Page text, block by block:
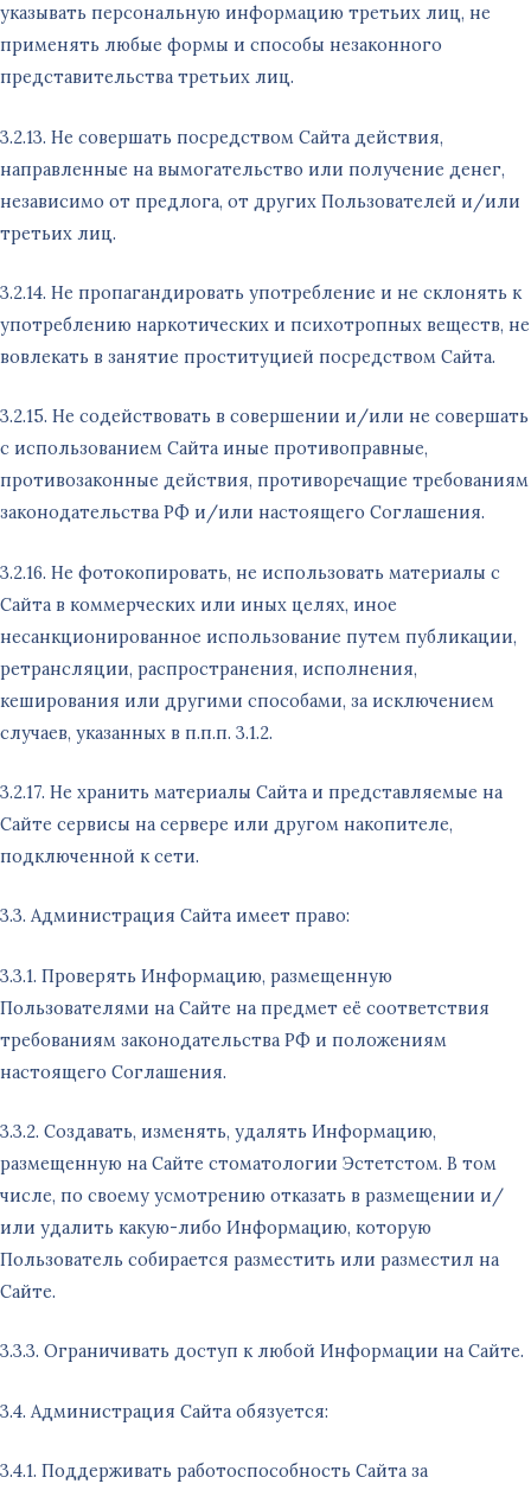
указывать персональную информацию третьих лиц, не
применять любые формы и способы незаконного
представительства третьих лиц.
3.2.13. Не совершать посредством Сайта действия,
направленные на вымогательство или получение денег,
независимо от предлога, от других Пользователей и/или
третьих лиц.
3.2.14. Не пропагандировать употребление и не склонять к
употреблению наркотических и психотропных веществ, не
вовлекать в занятие проституцией посредством Сайта.
3.2.15. Не содействовать в совершении и/или не совершать
с использованием Сайта иные противоправные,
противозаконные действия, противоречащие требованиям
законодательства РФ и/или настоящего Соглашения.
3.2.16. Не фотокопировать, не использовать материалы с
Сайта в коммерческих или иных целях, иное
несанкционированное использование путем публикации,
ретрансляции, распространения, исполнения,
кеширования или другими способами, за исключением
случаев, указанных в п.п.п. 3.1.2.
3.2.17. Не хранить материалы Сайта и представляемые на
Сайте сервисы на сервере или другом накопителе,
подключенной к сети.
3.3. Администрация Сайта имеет право:
3.3.1. Проверять Информацию, размещенную
Пользователями на Сайте на предмет её соответствия
требованиям законодательства РФ и положениям
настоящего Соглашения.
3.3.2. Создавать, изменять, удалять Информацию,
размещенную на Сайте стоматологии Эстетстом. В том
числе, по своему усмотрению отказать в размещении и/
или удалить какую-либо Информацию, которую
Пользователь собирается разместить или разместил на
Сайте.
3.3.3. Ограничивать доступ к любой Информации на Сайте.
3.4. Администрация Сайта обязуется:
3.4.1. Поддерживать работоспособность Сайта за